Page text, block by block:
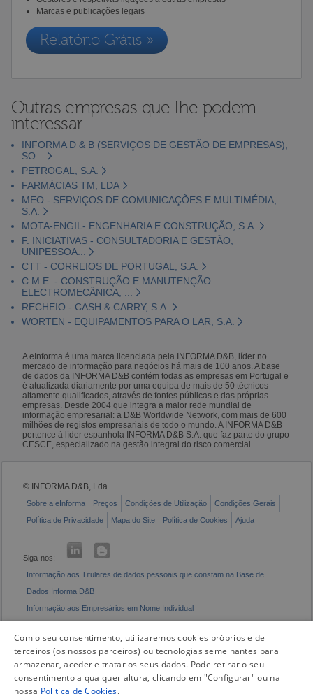
Marcas e publicações legais
Relatório Grátis »
Outras empresas que lhe podem
interessar
INFORMA D & B (SERVIÇOS DE GESTÃO DE EMPRESAS),
SO...
PETROGAL, S.A.
FARMÁCIAS TM, LDA
MEO - SERVIÇOS DE COMUNICAÇÕES E MULTIMÉDIA,
S.A.
MOTA-ENGIL- ENGENHARIA E CONSTRUÇÃO, S.A.
F. INICIATIVAS - CONSULTADORIA E GESTÃO,
UNIPESSOA...
CTT - CORREIOS DE PORTUGAL, S.A.
C.M.E. - CONSTRUÇÃO E MANUTENÇÃO
ELECTROMECÂNICA, ...
RECHEIO - CASH & CARRY, S.A.
WORTEN - EQUIPAMENTOS PARA O LAR, S.A.
A eInforma é uma marca licenciada pela INFORMA D&B, líder no
mercado de informação para negócios há mais de 100 anos. A base
de dados da INFORMA D&B contém todas as empresas em Portugal e
é atualizada diariamente por uma equipa de mais de 50 técnicos
altamente qualificados, através de fontes públicas e das próprias
empresas. Desde 2004 que integra a maior rede mundial de
informação empresarial: a D&B Worldwide Network, com mais de 600
milhões de registos empresariais de todo o mundo. A INFORMA D&B
pertence à líder espanhola INFORMA D&B S.A. que faz parte do grupo
CESCE, especializado na gestão integral do risco comercial.
© INFORMA D&B, Lda
Sobre a eInforma Preços Condições de Utilização
Condições Gerais
Política de Privacidade
Mapa do Site Política de Cookies Ajuda
Siga-nos:
Informação aos Titulares de dados pessoais que constam na Base de
Dados Informa D&B
Informação aos Empresários em Nome Individual
Com o seu consentimento, utilizaremos cookies próprios e de
terceiros (os nossos parceiros) ou tecnologias semelhantes para
armazenar, aceder e tratar os seus dados. Pode retirar o seu
consentimento a qualquer altura, clicando em "Configurar" ou na
nossa Politica de Cookies.